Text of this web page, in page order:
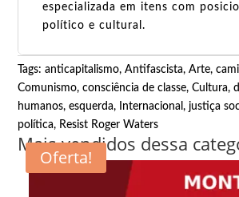
especializada em itens com
político e cultural.
Tags:anticapitalismo,Antifascista,Arte,
Comunismo,consciência de classe,Cultura,
humanos,esquerda, Internacional,justiça
política, Resist Roger Waters
Mais vendidos dessa
Oferta!